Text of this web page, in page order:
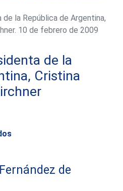
la República de Argentina,
10 de febrero de 2009
de la
Cristina
de